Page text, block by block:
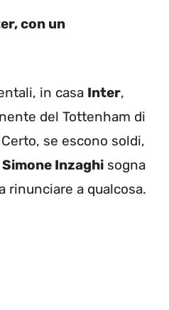
con un
in casa Inter,
del Tottenham di
se escono soldi,
Simone Inzaghi sogna
rinunciare a qualcosa.